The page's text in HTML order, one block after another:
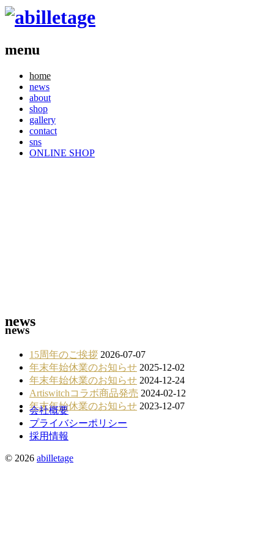
menu
home
news
about
shop
gallery
contact
sns
ONLINE SHOP
news
news
15周年のご挨拶 2026-07-07
年末年始休業のお知らせ 2025-12-02
年末年始休業のお知らせ 2024-12-24
Artiswitchコラボ商品発売 2024-02-12
年末年始休業のお知らせ 2023-12-07
会社概要
プライバシーポリシー
採用情報
© 2026 abilletage